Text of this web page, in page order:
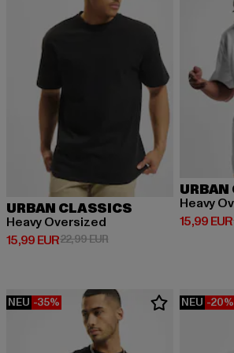
URBAN CLASSICS
Heavy Oversized
15,99 EUR
Derzeitiger Preis: 15,99 EUR
22,99 EURAktionspreis: 22,99 EUR
Heavy
15,99 EUR
NEU -35% NEU -20%